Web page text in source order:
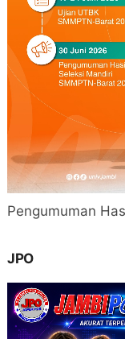
Pengumuman
JPO